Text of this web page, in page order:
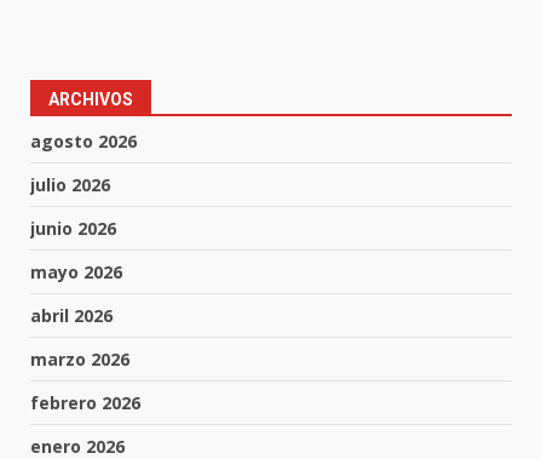
ARCHIVOS
agosto 2026
julio 2026
junio 2026
mayo 2026
abril 2026
marzo 2026
febrero 2026
enero 2026